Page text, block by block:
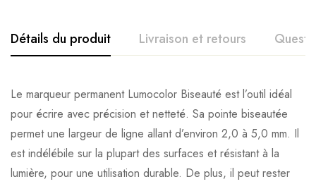
Détails du produit Livraison et retours
Le marqueur permanent Lumocolor Biseauté est l’outil idéal
pour écrire avec précision et netteté. Sa pointe biseautée
permet une largeur de ligne allant d’environ 2,0 à 5,0 mm. Il
est indélébile sur la plupart des surfaces et résistant à la
lumière, pour une utilisation durable. De plus, il peut rester